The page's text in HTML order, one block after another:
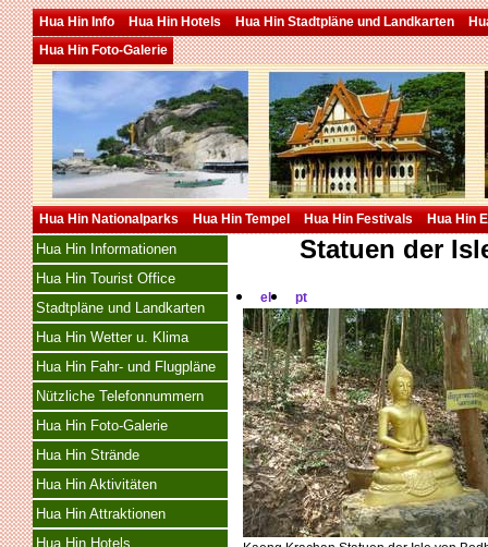
Hua Hin Info Hua Hin Hotels Hua Hin Stadtpläne und Landkarten
Hua Hin Foto-Galerie
Hua Hin Nationalparks Hua Hin Tempel Hua Hin Festivals Hua Hin
Hua Hin Informationen
Hua Hin Tourist Office
Stadtpläne und Landkarten
Hua Hin Wetter u. Klima
Hua Hin Fahr- und Flugpläne
Nützliche Telefonnummern
Hua Hin Foto-Galerie
Hua Hin Strände
Hua Hin Aktivitäten
Hua Hin Attraktionen
Hua Hin Hotels
Statuen der
el pt